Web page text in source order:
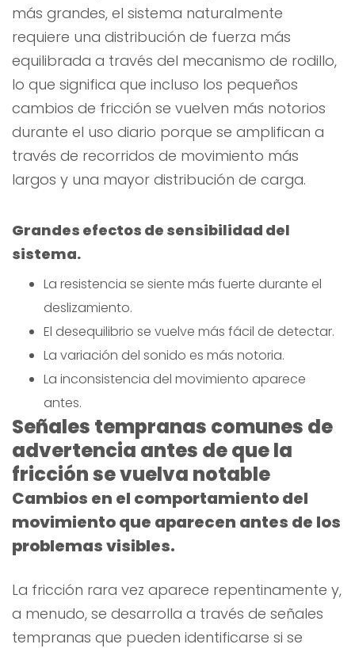
más grandes, el sistema naturalmente
requiere una distribución de fuerza más
equilibrada a través del mecanismo de rodillo,
lo que significa que incluso los pequeños
cambios de fricción se vuelven más notorios
durante el uso diario porque se amplifican a
través de recorridos de movimiento más
largos y una mayor distribución de carga.
Grandes efectos de sensibilidad del
sistema.
La resistencia se siente más fuerte durante el
deslizamiento.
El desequilibrio se vuelve más fácil de detectar.
La variación del sonido es más notoria.
La inconsistencia del movimiento aparece
antes.
Señales tempranas comunes de
advertencia antes de que la
fricción se vuelva notable
Cambios en el comportamiento del
movimiento que aparecen antes de los
problemas visibles.
La fricción rara vez aparece repentinamente y,
a menudo, se desarrolla a través de señales
tempranas que pueden identificarse si se